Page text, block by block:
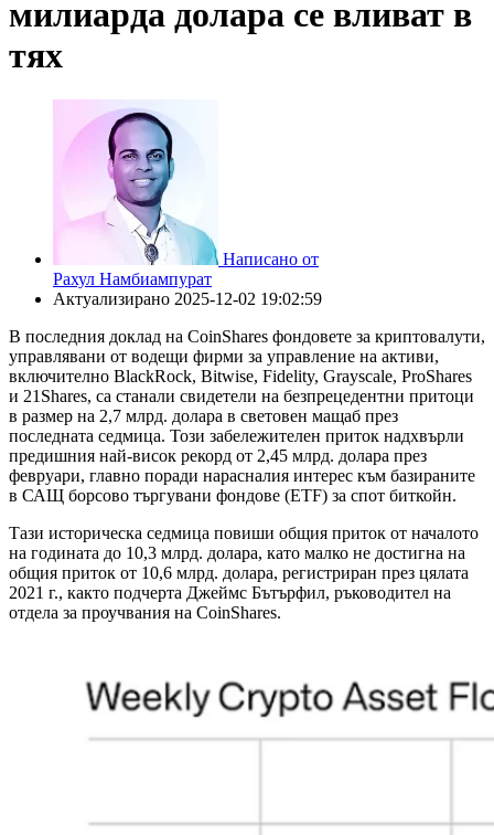
милиарда долара се вливат в
тях
Написано от
Рахул Намбиампурат
Актуализирано 2025-12-02 19:02:59
В последния доклад на CoinShares фондовете за криптовалути,
управлявани от водещи фирми за управление на активи,
включително BlackRock, Bitwise, Fidelity, Grayscale, ProShares
и 21Shares, са станали свидетели на безпрецедентни притоци
в размер на 2,7 млрд. долара в световен мащаб през
последната седмица. Този забележителен приток надхвърли
предишния най-висок рекорд от 2,45 млрд. долара през
февруари, главно поради нарасналия интерес към базираните
в САЩ борсово търгувани фондове (ETF) за спот биткойн.
Тази историческа седмица повиши общия приток от началото
на годината до 10,3 млрд. долара, като малко не достигна на
общия приток от 10,6 млрд. долара, регистриран през цялата
2021 г., както подчерта Джеймс Бътърфил, ръководител на
отдела за проучвания на CoinShares.